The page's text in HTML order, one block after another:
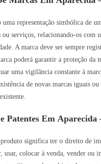
uma representação simbólica de
serviços, relacionando-os com
A marca deve ser sempre
poderá garantir a proteção da
uma vigilância constante à
de novas marcas iguais ou
Patentes Em Aparecida
produto significa ter o direito de
usar, colocar à venda, vender ou